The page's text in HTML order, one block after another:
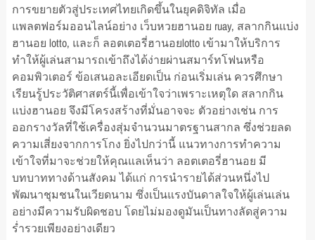
การขยายตัวสู่ประเทศไทยเกิดขึ้นในยุคดิจิทัล เมื่อ
แพลตฟอร์มออนไลน์อย่าง เว็บหวยฮานอย ruay, สลากกินแบ่ง
ฮานอย lotto, และก็ ลอตเตอรี่ฮานอยlotto เข้ามาให้บริการ
ทำให้ผู้เล่นสามารถเข้าถึงได้ง่ายผ่านสมาร์ทโฟนหรือ
คอมพิวเตอร์ ข้อเสนอละเอียดเป็น ก่อนเริ่มเล่น ควรศึกษา
เรียนรู้ประวัติศาสตร์นี้เพื่อเข้าใจว่าเพราะเหตุใด สลากกิน
แบ่งฮานอย จึงมีโครงสร้างที่มั่นอาจจะ ตัวอย่างเช่น การ
ออกรางวัลที่ใช้เครื่องสุ่มจำนวนมาตรฐานสากล ซึ่งช่วยลด
ความเสี่ยงจากการโกง ยิ่งไปกว่านี้ แนวทางการทำความ
เข้าใจที่มาจะช่วยให้คุณแลเห็นว่า ลอตเตอรี่ฮานอย มี
บทบาททางด้านสังคม ได้แก่ การนำรายได้ส่วนหนึ่งไป
พัฒนาชุมชนในเวียดนาม ซึ่งเป็นแรงบันดาลใจให้ผู้เล่นเล่น
อย่างมีความรับผิดชอบ โดยไม่มองดูมันเป็นทางลัดสู่ความ
ร่ำรวยเพียงอย่างเดียว